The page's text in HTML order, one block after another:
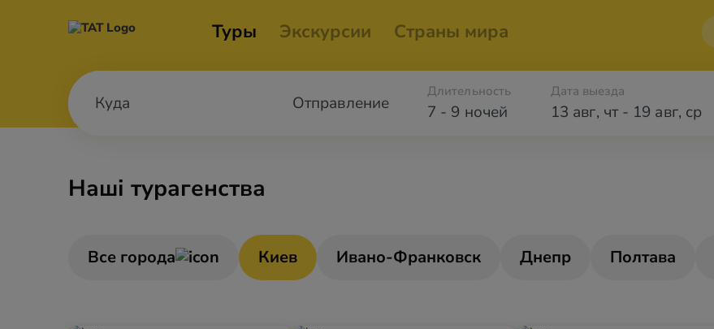
Туры Экскурсии Страны мира
Отправление 7 - 9 ночей
Длительность Дата выезда
13 авг, чт- 19 авг, ср
Наші турагенства
Все города Киев Ивано-Франковск Днепр Полтава